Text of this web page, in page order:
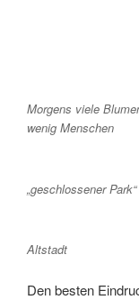
Morgens viele
wenig Menschen
„geschlossener Park“
Altstadt
Den besten